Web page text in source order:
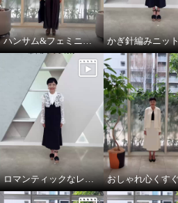
ハンサム&フェミニンな大人スタイル
ロマンティックなレースを主役に華やかクラシカル